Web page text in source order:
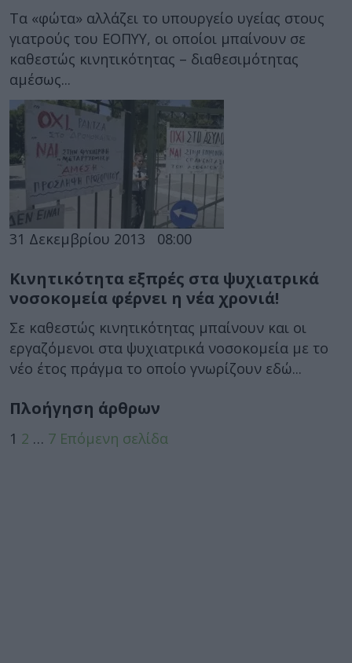
Τα «φώτα» αλλάζει το υπουργείο υγείας στους
γιατρούς του ΕΟΠΥΥ, οι οποίοι μπαίνουν σε
καθεστώς κινητικότητας – διαθεσιμότητας
αμέσως...
31 Δεκεμβρίου 2013 08:00
Κινητικότητα εξπρές στα ψυχιατρικά
νοσοκομεία φέρνει η νέα χρονιά!
Σε καθεστώς κινητικότητας μπαίνουν και οι
εργαζόμενοι στα ψυχιατρικά νοσοκομεία με το
νέο έτος πράγμα το οποίο γνωρίζουν εδώ...
Πλοήγηση άρθρων
1 2 … 7 Επόμενη σελίδα